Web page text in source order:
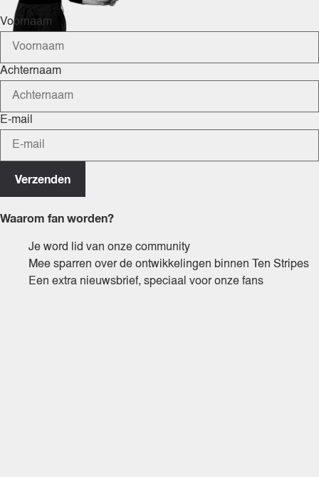
Voornaam
Achternaam
E-mail
Verzenden
Waarom fan worden?
Je word lid van onze community
Mee sparren over de ontwikkelingen binnen Ten Stripes
Een extra nieuwsbrief, speciaal voor onze fans